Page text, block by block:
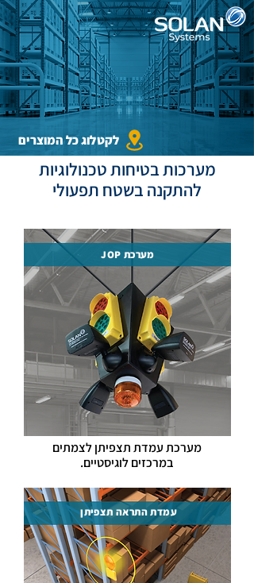
לקטלוג כל המוצרים
מערכות בטיחות טכנולוגיות
להתקנה בשטח תפעולי
מערכת JOP
מערכת עמדת תצפיתן לצמתים
במרכזים לוגיסטיים.
עמדת התראה תצפיתן